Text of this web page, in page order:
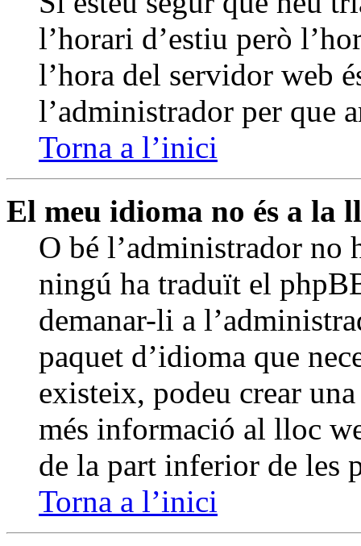
l’horari d’estiu però
l’hora del servidor web
l’administrador per que
Torna a l’inici
El meu idioma no és a la
O bé l’administrador no
ningú ha traduït el
demanar-li a
paquet d’idioma que
existeix, podeu crear
més informació al lloc
de la part inferior de les
Torna a l’inici